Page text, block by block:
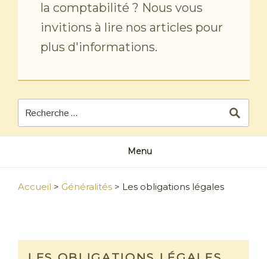
la comptabilité ? Nous vous
invitions à lire nos articles pour
plus d'informations.
Menu
Accueil > Généralités > Les obligations légales